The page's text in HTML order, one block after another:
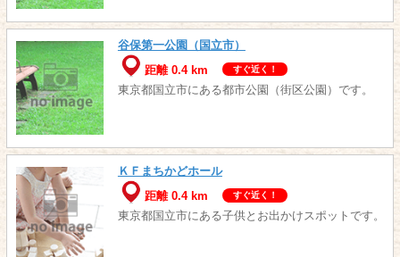
谷保第一公園（国立市）
距離 0.4 km
すぐ近く！
東京都国立市にある都市公園（街区公園）です。
ＫＦまちかどホール
距離 0.4 km
すぐ近く！
東京都国立市にある子供とお出かけスポットです。